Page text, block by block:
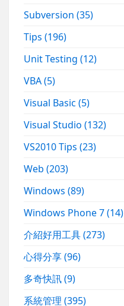
Subversion(35)
Tips(196)
Unit Testing(12)
VBA(5)
Visual Basic(5)
Visual Studio(132)
VS2010 Tips(23)
Web(203)
Windows(89)
Windows Phone 7(14)
介紹好用工具(273)
心得分享(96)
多奇快訊(9)
系統管理(395)